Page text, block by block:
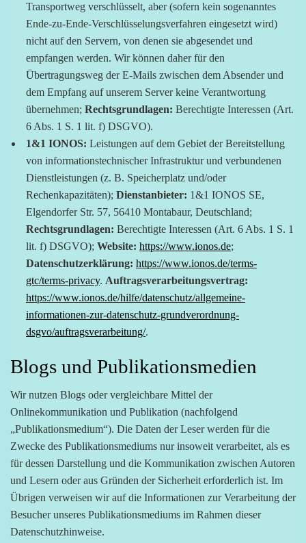
Transportweg verschlüsselt, aber (sofern kein sogenanntes
Ende-zu-Ende-Verschlüsselungsverfahren eingesetzt wird)
nicht auf den Servern, von denen sie abgesendet und
empfangen werden. Wir können daher für den
Übertragungsweg der E-Mails zwischen dem Absender und
dem Empfang auf unserem Server keine Verantwortung
übernehmen; Rechtsgrundlagen: Berechtigte Interessen (Art.
6 Abs. 1 S. 1 lit. f) DSGVO).
1&1 IONOS: Leistungen auf dem Gebiet der Bereitstellung
von informationstechnischer Infrastruktur und verbundenen
Dienstleistungen (z. B. Speicherplatz und/oder
Rechenkapazitäten); Dienstanbieter: 1&1 IONOS SE,
Elgendorfer Str. 57, 56410 Montabaur, Deutschland;
Rechtsgrundlagen: Berechtigte Interessen (Art. 6 Abs. 1 S. 1
lit. f) DSGVO); Website: https://www.ionos.de;
Datenschutzerklärung: https://www.ionos.de/terms-
gtc/terms-privacy. Auftragsverarbeitungsvertrag:
https://www.ionos.de/hilfe/datenschutz/allgemeine-
informationen-zur-datenschutz-grundverordnung-
dsgvo/auftragsverarbeitung/.
Blogs und Publikationsmedien
Wir nutzen Blogs oder vergleichbare Mittel der
Onlinekommunikation und Publikation (nachfolgend
„Publikationsmedium“). Die Daten der Leser werden für die
Zwecke des Publikationsmediums nur insoweit verarbeitet, als es
für dessen Darstellung und die Kommunikation zwischen Autoren
und Lesern oder aus Gründen der Sicherheit erforderlich ist. Im
Übrigen verweisen wir auf die Informationen zur Verarbeitung der
Besucher unseres Publikationsmediums im Rahmen dieser
Datenschutzhinweise.